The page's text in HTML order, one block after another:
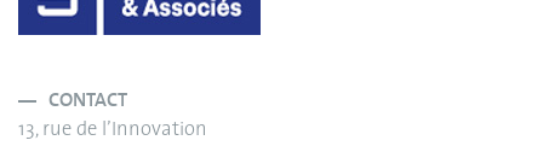
CONTACT
13, rue de l’Innovation